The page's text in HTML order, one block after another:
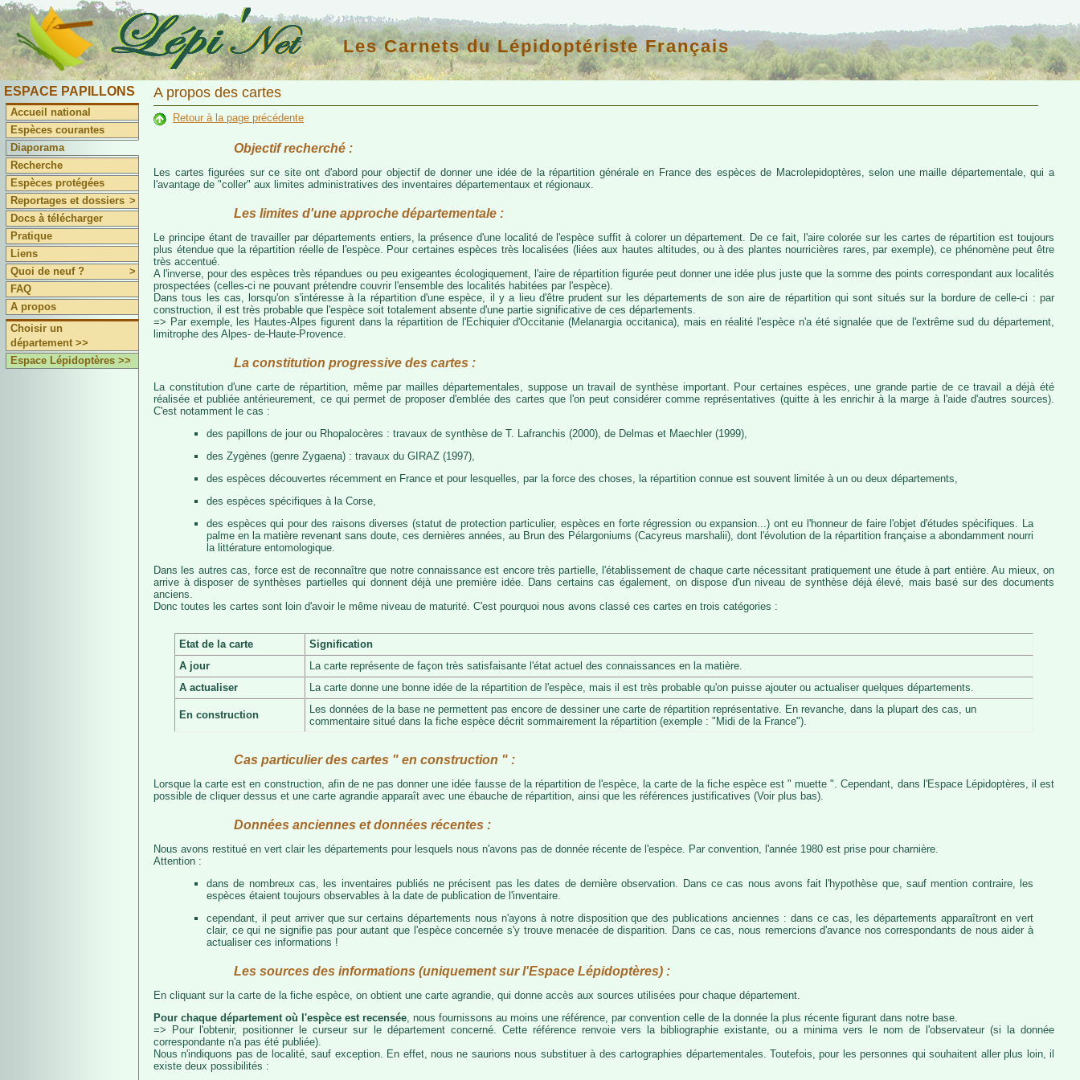
Les Carnets du Lépidoptériste Français
ESPACE PAPILLONS
Accueil national
Espèces courantes
Diaporama
Recherche
Espèces protégées
Reportages et dossiers >
Docs à télécharger
Pratique
Liens
Quoi de neuf ?
>
FAQ
A propos
Choisir un
département >>
Espace Lépidoptères >>
A propos des cartes
Retour à la page précédente
Objectif recherché :
Les cartes figurées sur ce site ont d'abord pour objectif de donner une idée de la répartition générale en France des espèces de Macrolepidoptères, selon une maille départementale, qui a
l'avantage de "coller" aux limites administratives des inventaires départementaux et régionaux.
Les limites d'une approche départementale :
Le principe étant de travailler par départements entiers, la présence d'une localité de l'espèce suffit à colorer un département. De ce fait, l'aire colorée sur les cartes de répartition est toujours
plus étendue que la répartition réelle de l'espèce. Pour certaines espèces très localisées (liées aux hautes altitudes, ou à des plantes nourricières rares, par exemple), ce phénomène peut être
très accentué.
A l'inverse, pour des espèces très répandues ou peu exigeantes écologiquement, l'aire de répartition figurée peut donner une idée plus juste que la somme des points correspondant aux localités
prospectées (celles-ci ne pouvant prétendre couvrir l'ensemble des localités habitées par l'espèce).
Dans tous les cas, lorsqu'on s'intéresse à la répartition d'une espèce, il y a lieu d'être prudent sur les départements de son aire de répartition qui sont situés sur la bordure de celle-ci : par
construction, il est très probable que l'espèce soit totalement absente d'une partie significative de ces départements.
=> Par exemple, les Hautes-Alpes figurent dans la répartition de l'Echiquier d'Occitanie (Melanargia occitanica), mais en réalité l'espèce n'a été signalée que de l'extrême sud du département,
limitrophe des Alpes- de-Haute-Provence.
La constitution progressive des cartes :
La constitution d'une carte de répartition, même par mailles départementales, suppose un travail de synthèse important. Pour certaines espèces, une grande partie de ce travail a déjà été
réalisée et publiée antérieurement, ce qui permet de proposer d'emblée des cartes que l'on peut considérer comme représentatives (quitte à les enrichir à la marge à l'aide d'autres sources).
C'est notamment le cas :
des papillons de jour ou Rhopalocères : travaux de synthèse de T. Lafranchis (2000), de Delmas et Maechler (1999),
des Zygènes (genre Zygaena) : travaux du GIRAZ (1997),
des espèces découvertes récemment en France et pour lesquelles, par la force des choses, la répartition connue est souvent limitée à un ou deux départements,
des espèces spécifiques à la Corse,
des espèces qui pour des raisons diverses (statut de protection particulier, espèces en forte régression ou expansion...) ont eu l'honneur de faire l'objet d'études spécifiques. La
palme en la matière revenant sans doute, ces dernières années, au Brun des Pélargoniums (Cacyreus marshalii), dont l'évolution de la répartition française a abondamment nourri
la littérature entomologique.
Dans les autres cas, force est de reconnaître que notre connaissance est encore très partielle, l'établissement de chaque carte nécessitant pratiquement une étude à part entière. Au mieux, on
arrive à disposer de synthèses partielles qui donnent déjà une première idée. Dans certains cas également, on dispose d'un niveau de synthèse déjà élevé, mais basé sur des documents
anciens.
Donc toutes les cartes sont loin d'avoir le même niveau de maturité. C'est pourquoi nous avons classé ces cartes en trois catégories :
Etat de la carte
Signification
A jour
La carte représente de façon très satisfaisante l'état actuel des connaissances en la matière.
A actualiser
La carte donne une bonne idée de la répartition de l'espèce, mais il est très probable qu'on puisse ajouter ou actualiser quelques départements.
En construction
Les données de la base ne permettent pas encore de dessiner une carte de répartition représentative. En revanche, dans la plupart des cas, un
commentaire situé dans la fiche espèce décrit sommairement la répartition (exemple : "Midi de la France").
Cas particulier des cartes " en construction " :
Lorsque la carte est en construction, afin de ne pas donner une idée fausse de la répartition de l'espèce, la carte de la fiche espèce est " muette ". Cependant, dans l'Espace Lépidoptères, il est
possible de cliquer dessus et une carte agrandie apparaît avec une ébauche de répartition, ainsi que les références justificatives (Voir plus bas).
Données anciennes et données récentes :
Nous avons restitué en vert clair les départements pour lesquels nous n'avons pas de donnée récente de l'espèce. Par convention, l'année 1980 est prise pour charnière.
Attention :
dans de nombreux cas, les inventaires publiés ne précisent pas les dates de dernière observation. Dans ce cas nous avons fait l'hypothèse que, sauf mention contraire, les
espèces étaient toujours observables à la date de publication de l'inventaire.
cependant, il peut arriver que sur certains départements nous n'ayons à notre disposition que des publications anciennes : dans ce cas, les départements apparaîtront en vert
clair, ce qui ne signifie pas pour autant que l'espèce concernée s'y trouve menacée de disparition. Dans ce cas, nous remercions d'avance nos correspondants de nous aider à
actualiser ces informations !
Les sources des informations (uniquement sur l'Espace Lépidoptères) :
En cliquant sur la carte de la fiche espèce, on obtient une carte agrandie, qui donne accès aux sources utilisées pour chaque département.
Pour chaque département où l'espèce est recensée , nous fournissons au moins une référence, par convention celle de la donnée la plus récente figurant dans notre base.
=> Pour l'obtenir, positionner le curseur sur le département concerné. Cette référence renvoie vers la bibliographie existante, ou a minima vers le nom de l'observateur (si la donnée
correspondante n'a pas été publiée).
Nous n'indiquons pas de localité, sauf exception. En effet, nous ne saurions nous substituer à des cartographies départementales. Toutefois, pour les personnes qui souhaitent aller plus loin, il
existe deux possibilités :